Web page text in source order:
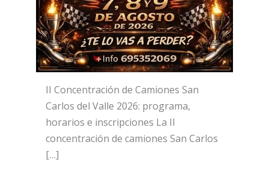
II Concentración de Camiones San
Carlos del Valle 2026: programa,
horarios e inscripciones La II
concentración de camiones San Carlos
[…]